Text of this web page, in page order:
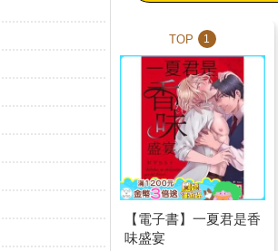
TOP 1
【電子書】一夏君是香
味盛宴